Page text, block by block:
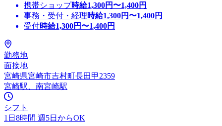
携帯ショップ時給1,300円〜1,400円
事務・受付・経理時給1,300円〜1,400円
受付時給1,300円〜1,400円
勤務地
面接地
宮崎県宮崎市吉村町長田甲2359
宮崎駅、南宮崎駅
シフト
1日8時間 週5日からOK